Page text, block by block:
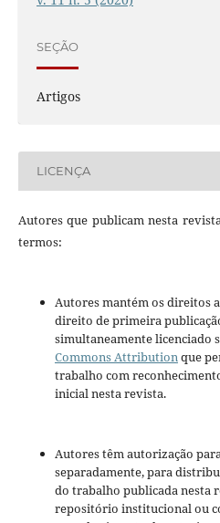
SEÇÃO
Artigos
LICENÇA
Autores que publicam nesta
termos:
Autores mantém os direitos
direito de primeira
simultaneamente licenciado
Commons Attributionque
trabalho com
inicial nesta revista.
Autores têm autorização
separadamente, para
do trabalho publicada nesta
repositório institucional ou